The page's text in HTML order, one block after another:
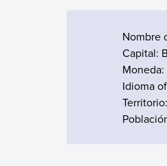
Nombre
Capital:
Idioma